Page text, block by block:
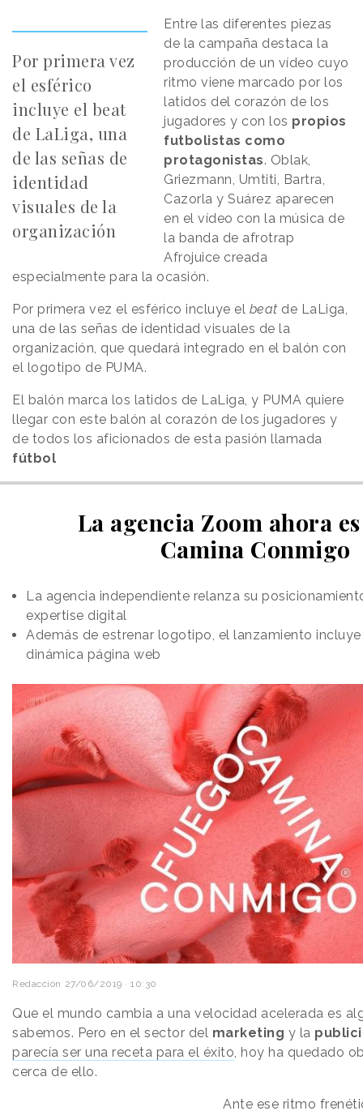
Por primera vez
el esférico
incluye el beat
de LaLiga, una
de las señas de
identidad
visuales de la
organización
Entre las diferentes piezas
de la campaña destaca la
producción de un vídeo cuyo
ritmo viene marcado por los
latidos del corazón de los
jugadores y con los propios
futbolistas como
protagonistas. Oblak,
Griezmann, Umtiti, Bartra,
Cazorla y Suárez aparecen
en el vídeo con la música de
la banda de afrotrap
Afrojuice creada
especialmente para la ocasión.
Por primera vez el esférico incluye el beat de LaLiga,
una de las señas de identidad visuales de la
organización, que quedará integrado en el balón con
el logotipo de PUMA.
El balón marca los latidos de LaLiga, y PUMA quiere
llegar con este balón al corazón de los jugadores y
de todos los aficionados de esta pasión llamada
fútbol
La agencia Zoom ahora
Camina Conmigo
La agencia independiente relanza su
expertise digital
Además de estrenar logotipo, el lanzamiento
dinámica página web
Redacción 27/06/2019 · 10:30
Que el mundo cambia a una velocidad acelerada es
sabemos. Pero en el sector del marketing y la
parecía ser una receta para el éxito, hoy ha quedado
cerca de ello.
Ante ese ritmo